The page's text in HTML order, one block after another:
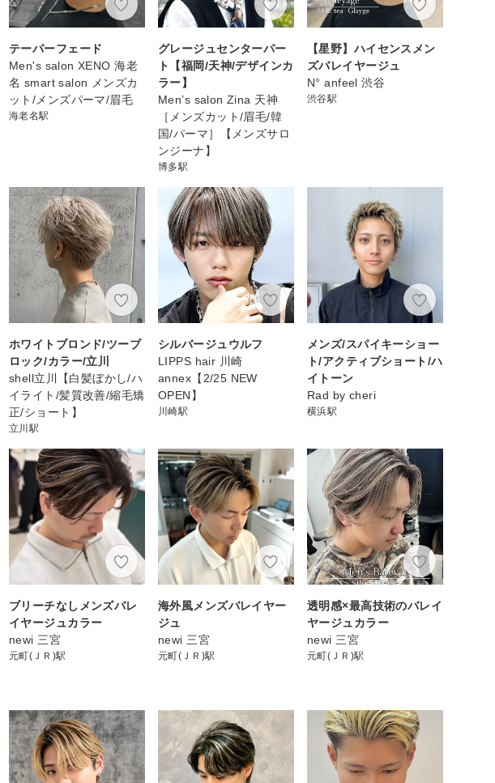
テーパーフェード
Men's salon XENO 海老
名 smart salon メンズカ
ット/メンズパーマ/眉毛
海老名駅
グレージュセンターパー
ト【福岡/天神/デザインカ
ラー】
Men’s salon Zina 天神
［メンズカット/眉毛/韓
国/パーマ］【メンズサロ
ンジーナ】
博多駅
【星野】ハイセンスメン
ズバレイヤージュ
N° anfeel 渋谷
渋谷駅
ホワイトブロンド/ツーブ
ロック/カラー/立川
shell立川【白髪ぼかし/ハ
イライト/髪質改善/縮毛矯
正/ショート】
立川駅
シルバージュウルフ
LIPPS hair 川崎
annex【2/25 NEW
OPEN】
川崎駅
メンズ/スパイキーショー
ト/アクティブショート/ハ
イトーン
Rad by cheri
横浜駅
ブリーチなしメンズバレ
イヤージュカラー
newi 三宮
元町(ＪＲ)駅
海外風メンズバレイヤー
ジュ
newi 三宮
元町(ＪＲ)駅
透明感×最高技術のバレイ
ヤージュカラー
newi 三宮
元町(ＪＲ)駅